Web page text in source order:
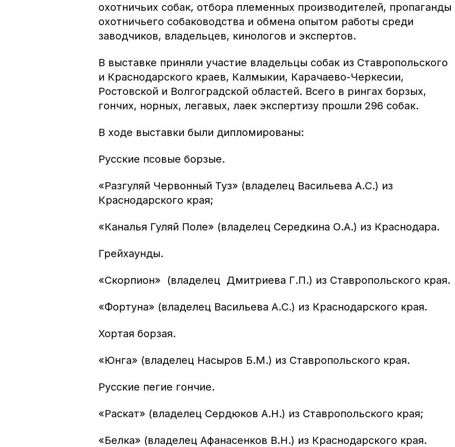
охотничьих собак, отбора племенных производителей, пропаганды
охотничьего собаководства и обмена опытом работы среди
заводчиков, владельцев, кинологов и экспертов.
В выставке приняли участие владельцы собак из Ставропольского
и Краснодарского краев, Калмыкии, Карачаево-Черкесии,
Ростовской и Волгоградской областей. Всего в рингах борзых,
гончих, норных, легавых, лаек экспертизу прошли 296 собак.
В ходе выставки были дипломированы:
Русские псовые борзые.
«Разгуляй Червонный Туз» (владелец Васильева А.С.) из
Краснодарского края;
«Каналья Гуляй Поле» (владелец Середкина О.А.) из Краснодара.
Грейхаунды.
«Скорпион» (владелец Дмитриева Г.П.) из Ставропольского края.
«Фортуна» (владелец Васильева А.С.) из Краснодарского края.
Хортая борзая.
«Юнга» (владелец Насыров Б.М.) из Ставропольского края.
Русские пегие гончие.
«Раскат» (владелец Сердюков А.Н.) из Ставропольского края;
«Белка» (владелец Афанасенков В.Н.) из Краснодарского края.